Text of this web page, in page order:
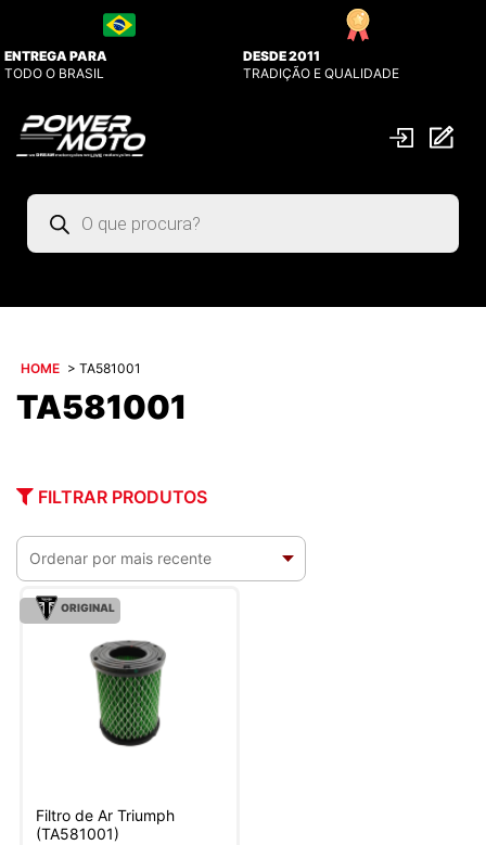
ENTREGA PARA
TODO O BRASIL
DESDE 2011
TRADIÇÃO E QUALIDADE
Pesquisar
produtos
HOME > TA581001
TA581001
FILTRAR PRODUTOS
ORIGINAL
Filtro de Ar Triumph
(TA581001)